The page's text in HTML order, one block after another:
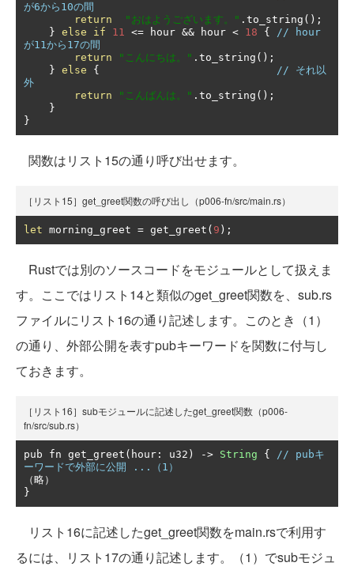
が6から10の間
return
"おはようございます。" . to_string ();
} else if 11 <= hour && hour < 18 {
// hour
が11から17の間
return
"こんにちは。" . to_string ();
} else {
// それ以
外
return
"こんばんは。" . to_string ();
}
}
関数はリスト15の通り呼び出せます。
［リスト15］get_greet関数の呼び出し（p006-fn/src/main.rs）
let morning_greet = get_greet ( 9 );
Rustでは別のソースコードをモジュールとして扱えま
す。ここではリスト14と類似のget_greet関数を、sub.rs
ファイルにリスト16の通り記述します。このとき（1）
の通り、外部公開を表すpubキーワードを関数に付与し
ておきます。
［リスト16］subモジュールに記述したget_greet関数（p006-
fn/src/sub.rs）
pub fn get_greet ( hour : u32 ) -> String {
// pubキ
ーワードで外部に公開 ...（1）
（略）
}
リスト16に記述したget_greet関数をmain.rsで利用す
るには、リスト17の通り記述します。（1）でsubモジュ